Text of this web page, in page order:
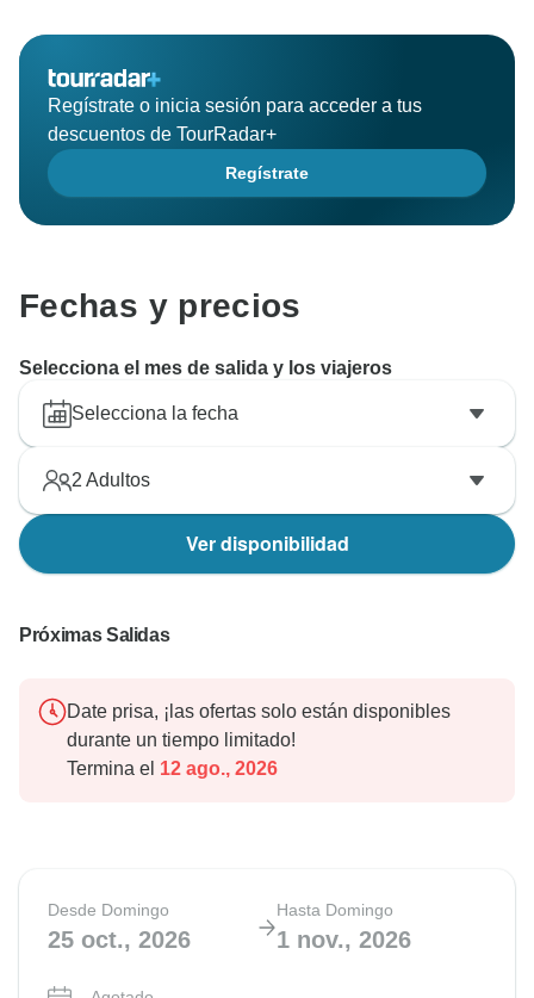
Regístrate o inicia sesión para acceder a tus
descuentos de TourRadar+
Regístrate
Fechas y precios
Selecciona el mes de salida y los viajeros
Selecciona la fecha
2 Adultos
Ver disponibilidad
Próximas Salidas
Date prisa, ¡las ofertas solo están disponibles
durante un tiempo limitado!
Termina el 12 ago., 2026
Desde Domingo
25 oct., 2026
Hasta Domingo
1 nov., 2026